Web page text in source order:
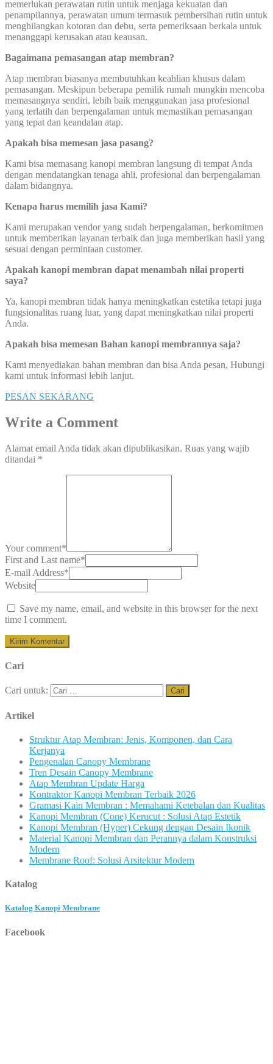
memerlukan perawatan rutin untuk menjaga kekuatan dan
penampilannya, perawatan umum termasuk pembersihan rutin untuk
menghilangkan kotoran dan debu, serta pemeriksaan berkala untuk
menanggapi kerusakan atau keausan.
Bagaimana pemasangan atap membran?
Atap membran biasanya membutuhkan keahlian khusus dalam
pemasangan. Meskipun beberapa pemilik rumah mungkin mencoba
memasangnya sendiri, lebih baik menggunakan jasa profesional
yang terlatih dan berpengalaman untuk memastikan pemasangan
yang tepat dan keandalan atap.
Apakah bisa memesan jasa pasang?
Kami bisa memasang kanopi membran langsung di tempat Anda
dengan mendatangkan tenaga ahli, profesional dan berpengalaman
dalam bidangnya.
Kenapa harus memilih jasa Kami?
Kami merupakan vendor yang sudah berpengalaman, berkomitmen
untuk memberikan layanan terbaik dan juga memberikan hasil yang
sesuai dengan permintaan customer.
Apakah kanopi membran dapat menambah nilai properti
saya?
Ya, kanopi membran tidak hanya meningkatkan estetika tetapi juga
fungsionalitas ruang luar, yang dapat meningkatkan nilai properti
Anda.
Apakah bisa memesan Bahan kanopi membrannya saja?
Kami menyediakan bahan membran dan bisa Anda pesan, Hubungi
kami untuk informasi lebih lanjut.
PESAN SEKARANG
Write a Comment
Alamat email Anda tidak akan dipublikasikan. Ruas yang wajib
ditandai *
Your comment*
First and Last name*
E-mail Address*
Website
Save my name, email, and website in this browser for the next
time I comment.
Cari
Cari untuk:
Artikel
Struktur Atap Membran: Jenis, Komponen, dan Cara
Kerjanya
Pengenalan Canopy Membrane
Tren Desain Canopy Membrane
Atap Membran Update Harga
Kontraktor Kanopi Membran Terbaik 2026
Gramasi Kain Membran : Memahami Ketebalan dan Kualitas
Kanopi Membran (Cone) Kerucut : Solusi Atap Estetik
Kanopi Membran (Hyper) Cekung dengan Desain Ikonik
Material Kanopi Membran dan Perannya dalam Konstruksi
Modern
Membrane Roof: Solusi Arsitektur Modern
Katalog
Katalog Kanopi Membrane
Facebook